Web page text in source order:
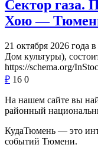
Сектор
Хою —
21 октября 2026 года
Дом культуры),
https://schema.org/
₽ 16 0
На нашем сайте вы
районный
КудаТюмень — это
событий Тюмени.